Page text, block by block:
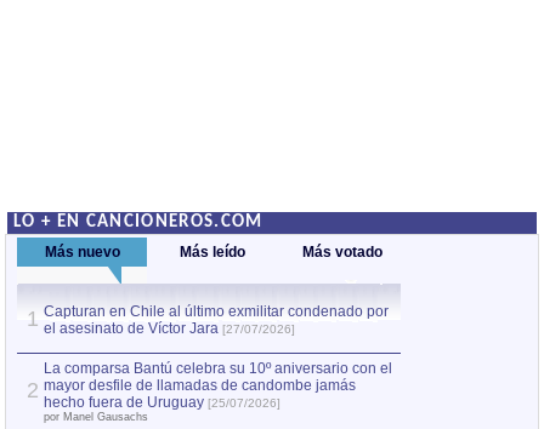
LO + EN CANCIONEROS.COM
Más nuevo Más leído Más votado
1 Capturan en Chile al último exmilitar condenado por
el asesinato de Víctor Jara [27/07/2026]
2
La comparsa Bantú celebra su 10º aniversario con el
mayor desfile de llamadas de candombe jamás
hecho fuera de Uruguay [25/07/2026]
por Manel Gausachs